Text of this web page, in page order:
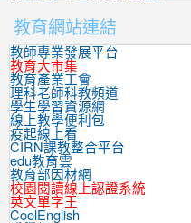
教育網站連結
教師專業發展平台
教育大市集
教育產業工會
理科老師科教頻道
學生學習資源網
線上教學便利包
疫起線上看
CIRN課教整合平台
edu教育雲
教育部因材網
校園閱讀線上認證系統
英文單字王
CoolEnglish